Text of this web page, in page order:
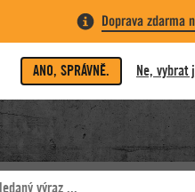
Doprava zdarma
ANO, SPRÁVNĚ. Ne, vybrat